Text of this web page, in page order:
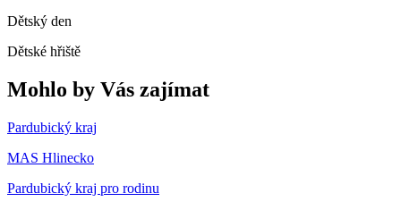
Dětský den
Dětské hřiště
Mohlo by Vás zajímat
Pardubický kraj
MAS Hlinecko
Pardubický kraj pro rodinu